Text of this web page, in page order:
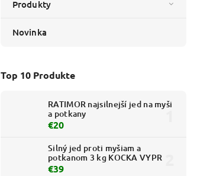
Produkty
Novinka
Top 10 Produkte
RATIMOR najsilnejší jed na myši
a potkany
€20
Silný jed proti myšiam a
potkanom 3 kg KOCKA VYPR
€39